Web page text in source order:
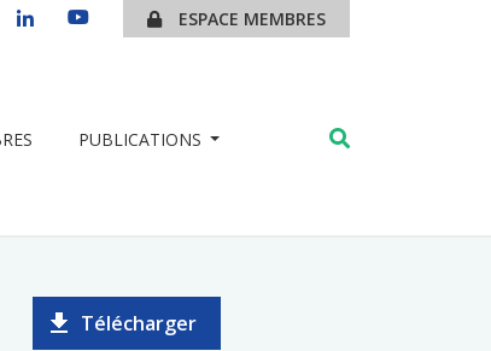
ESPACE MEMBRES
PUBLICATIONS
Télécharger